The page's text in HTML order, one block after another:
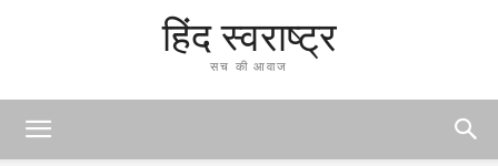
हिंद स्वराष्ट्र
सच की आवाज